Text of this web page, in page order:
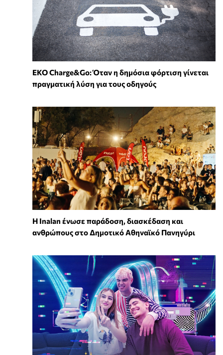
EKO Charge&Go: Όταν η δημόσια φόρτιση γίνεται
πραγματική λύση για τους οδηγούς
Η Inalan ένωσε παράδοση, διασκέδαση και
ανθρώπους στο Δημοτικό Αθηναϊκό Πανηγύρι